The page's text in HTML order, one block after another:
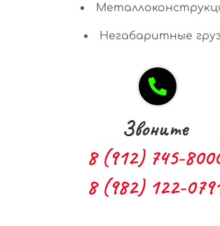
Негабаритные
Звоните
8 (912) 745-
8 (982) 122-